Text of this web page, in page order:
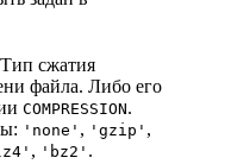
сжатия
файла. Либо его
COMPRESSION.
'none' , 'gzip' ,
, 'bz2' .